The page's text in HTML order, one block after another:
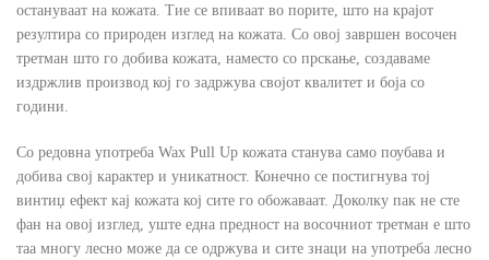
остануваат на кожата. Тие се впиваат во порите, што на крајот
резултира со природен изглед на кожата. Со овој завршен восочен
третман што го добива кожата, наместо со прскање, создаваме
издржлив производ кој го задржува својот квалитет и боја со
години.
Со редовна употреба Wax Pull Up кожата станува само поубава и
добива свој карактер и уникатност. Конечно се постигнува тој
винтиџ ефект кај кожата кој сите го обожаваат. Доколку пак не сте
фан на овој изглед, уште една предност на восочниот третман е што
таа многу лесно може да се одржува и сите знаци на употреба лесно